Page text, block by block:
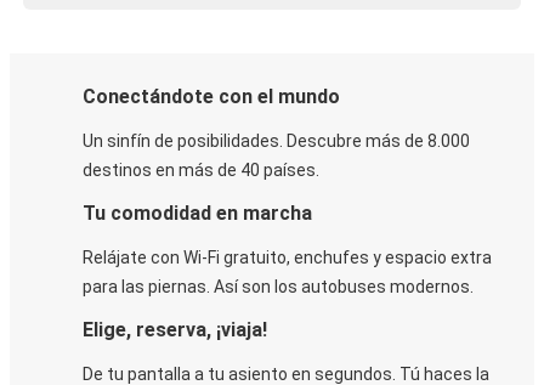
Conectándote con el mundo
Un sinfín de posibilidades. Descubre más de 8.000
destinos en más de 40 países.
Tu comodidad en marcha
Relájate con Wi-Fi gratuito, enchufes y espacio extra
para las piernas. Así son los autobuses modernos.
Elige, reserva, ¡viaja!
De tu pantalla a tu asiento en segundos. Tú haces la